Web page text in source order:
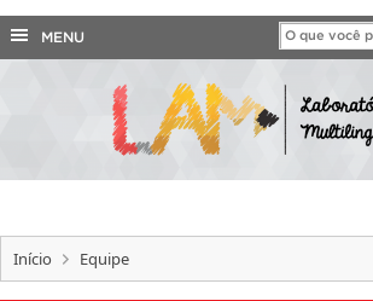
INTERNACIONAL
TELEFONES
MENU
Início Equipe